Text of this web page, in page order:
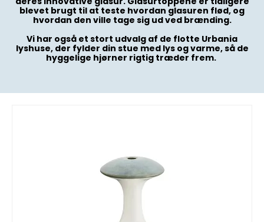
blevet brugt til at teste hvordan glasuren flød, og
hvordan den ville tage sig ud ved brænding.
Vi har også et stort udvalg af de flotte Urbania
lyshuse, der fylder din stue med lys og varme, så de
hyggelige hjørner rigtig træder frem.